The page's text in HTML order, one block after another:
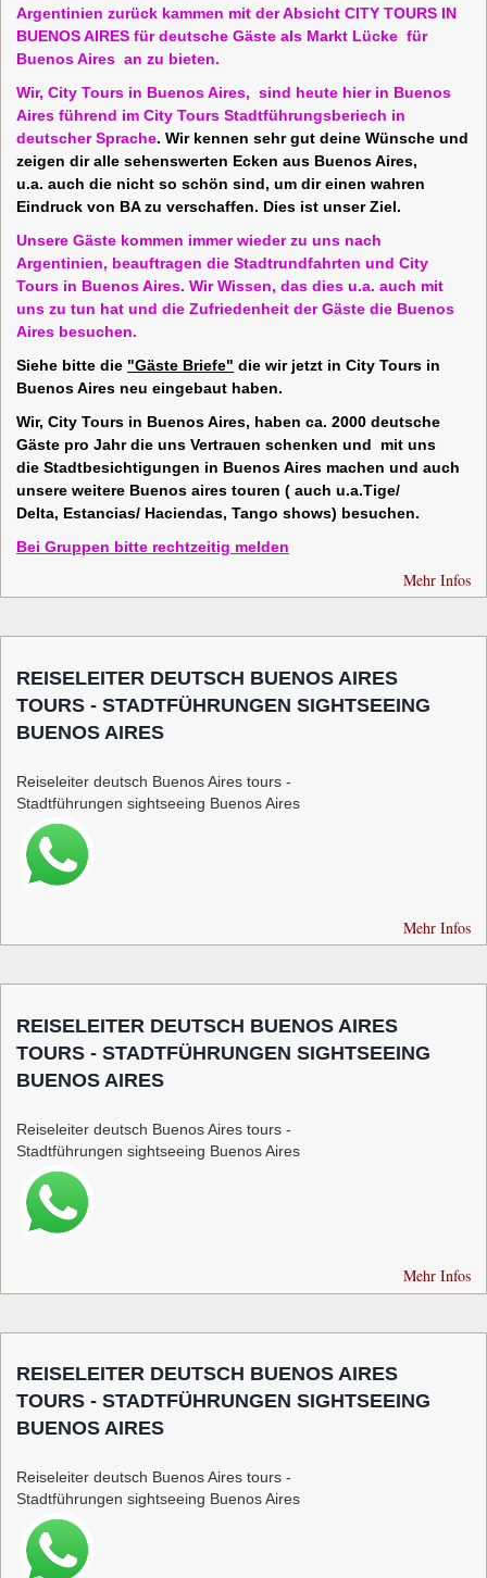
Argentinien zurück kammen mit der Absicht CITY TOURS IN
BUENOS AIRES für deutsche Gäste als Markt Lücke für
Buenos Aires an zu bieten.
Wir, City Tours in Buenos Aires, sind heute hier in Buenos
Aires führend im City Tours Stadtführungsberiech in
deutscher Sprache. Wir kennen sehr gut deine Wünsche und
zeigen dir alle sehenswerten Ecken aus Buenos Aires,
u.a. auch die nicht so schön sind, um dir einen wahren
Eindruck von BA zu verschaffen. Dies ist unser Ziel.
Unsere Gäste kommen immer wieder zu uns nach
Argentinien, beauftragen die Stadtrundfahrten und City
Tours in Buenos Aires. Wir Wissen, das dies u.a. auch mit
uns zu tun hat und die Zufriedenheit der Gäste die Buenos
Aires besuchen.
Siehe bitte die "Gäste Briefe" die wir jetzt in City Tours in
Buenos Aires neu eingebaut haben.
Wir, City Tours in Buenos Aires, haben ca. 2000 deutsche
Gäste pro Jahr die uns Vertrauen schenken und mit uns
die Stadtbesichtigungen in Buenos Aires machen und auch
unsere weitere Buenos aires touren ( auch u.a.Tige/
Delta, Estancias/ Haciendas, Tango shows) besuchen.
Bei Gruppen bitte rechtzeitig melden
Mehr Infos
REISELEITER DEUTSCH BUENOS AIRES
TOURS - STADTFÜHRUNGEN SIGHTSEEING
BUENOS AIRES
Reiseleiter deutsch Buenos Aires tours -
Stadtführungen sightseeing Buenos Aires
Mehr Infos
REISELEITER DEUTSCH BUENOS AIRES
TOURS - STADTFÜHRUNGEN SIGHTSEEING
BUENOS AIRES
Reiseleiter deutsch Buenos Aires tours -
Stadtführungen sightseeing Buenos Aires
Mehr Infos
REISELEITER DEUTSCH BUENOS AIRES
TOURS - STADTFÜHRUNGEN SIGHTSEEING
BUENOS AIRES
Reiseleiter deutsch Buenos Aires tours -
Stadtführungen sightseeing Buenos Aires